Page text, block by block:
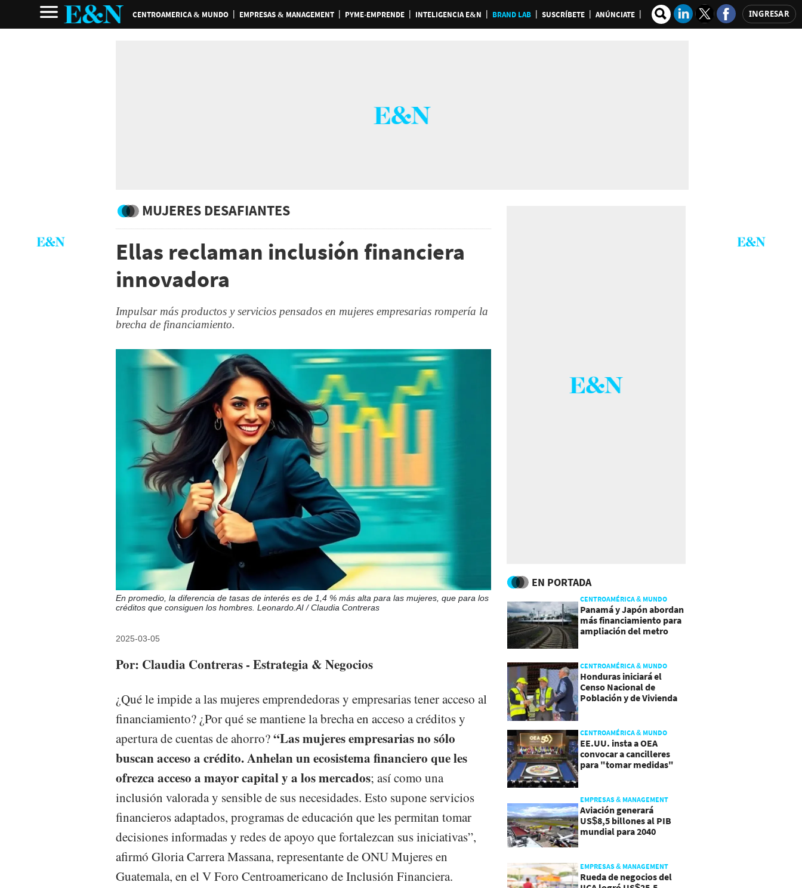
CENTROAMERICA & MUNDO EMPRESAS & MANAGEMENT PYME-EMPRENDE INTELIGENCIA E&N BRAND LAB SUSCRÍBETE ANÚNCIATE INGRESAR
MUJERES DESAFIANTES
Ellas reclaman inclusión financiera
innovadora
Impulsar más productos y servicios pensados en mujeres empresarias rompería la
brecha de financiamiento.
En promedio, la diferencia de tasas de interés es de 1,4 % más alta para las mujeres, que para los
créditos que consiguen los hombres. Leonardo.AI / Claudia Contreras
2025-03-05
Por: Claudia Contreras - Estrategia & Negocios
¿Qué le impide a las mujeres emprendedoras y empresarias tener acceso al
financiamiento? ¿Por qué se mantiene la brecha en acceso a créditos y
apertura de cuentas de ahorro?“Las mujeres empresarias no sólo
buscan acceso a crédito. Anhelan un ecosistema financiero que les
ofrezca acceso a mayor capital y a los mercados; así como una
inclusión valorada y sensible de sus necesidades. Esto supone servicios
financieros adaptados, programas de educación que les permitan tomar
decisiones informadas y redes de apoyo que fortalezcan sus iniciativas”,
afirmó Gloria Carrera Massana, representante de ONU Mujeres en
Guatemala, en el V Foro Centroamericano de Inclusión Financiera.
EN PORTADA
CENTROAMÉRICA & MUNDO
Panamá y Japón abordan
más financiamiento para
ampliación del metro
CENTROAMÉRICA & MUNDO
Honduras iniciará el
Censo Nacional de
Población y de Vivienda
CENTROAMÉRICA & MUNDO
EE.UU. insta a OEA
convocar a cancilleres
para "tomar medidas"
EMPRESAS & MANAGEMENT
Aviación generará
US$8,5 billones al PIB
mundial para 2040
EMPRESAS & MANAGEMENT
Rueda de negocios del